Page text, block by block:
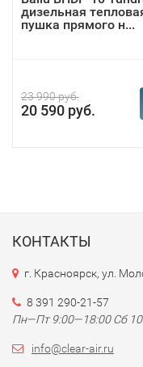
дизельная
пушка прямого н...
23 990 руб.
20 590 руб.
КОНТАКТЫ
г. Красноярск, ул.
8 391 290-21-57
Пн—Пт 9:00—18:00 Сб
info@clear-air.ru